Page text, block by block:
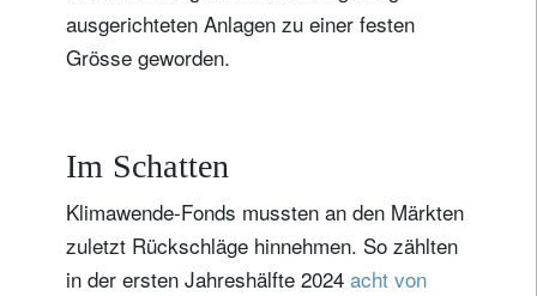
ausgerichteten Anlagen zu einer festen
Grösse geworden.
Im Schatten
Klimawende-Fonds mussten an den Märkten
zuletzt Rückschläge hinnehmen. So zählten
in der ersten Jahreshälfte 2024 acht von